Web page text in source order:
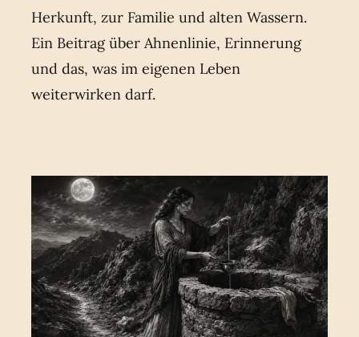
Herkunft, zur Familie und alten Wassern.
Ein Beitrag über Ahnenlinie, Erinnerung
und das, was im eigenen Leben
weiterwirken darf.